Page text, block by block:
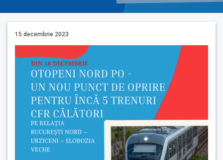
15 decembrie 2023